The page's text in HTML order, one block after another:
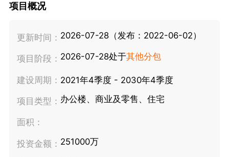
项目概况
更新时间： 2026-07-28（发布：2022-06-02）
项目阶段： 2026-07-28处于其他分包
建设周期： 2021年4季度 - 2030年4季度
项目类型： 办公楼、商业及零售、住宅
面积：
投资金额： 251000万